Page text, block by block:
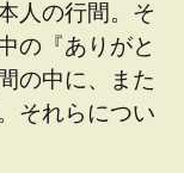
人の行間。そ
の『ありがと
の中に、また
それらについ